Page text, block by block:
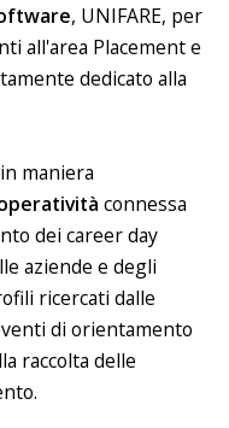
, UNIFARE, per
all'area Placement e
dedicato alla
maniera
connessa
dei career day
aziende e degli
ricercati dalle
di orientamento
raccolta delle